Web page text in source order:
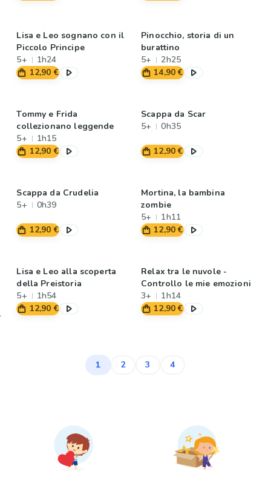
Lisa e Leo sognano con il
Piccolo Principe
5+
1h24
12,90 €
Pinocchio, storia di un
burattino
5+
2h25
14,90 €
Tommy e Frida
collezionano leggende
5+
1h15
12,90 €
Scappa da Scar
5+
0h35
12,90 €
Scappa da Crudelia
5+
0h39
12,90 €
Mortina, la bambina
zombie
5+
1h11
12,90 €
Lisa e Leo alla scoperta
della Preistoria
5+
1h54
12,90 €
Relax tra le nuvole -
Controllo le mie emozioni
3+
1h14
12,90 €
1 2 3 4